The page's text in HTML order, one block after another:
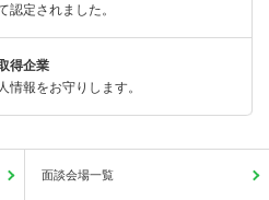
認定されました。
得企業
情報をお守りします。
面談会場一覧